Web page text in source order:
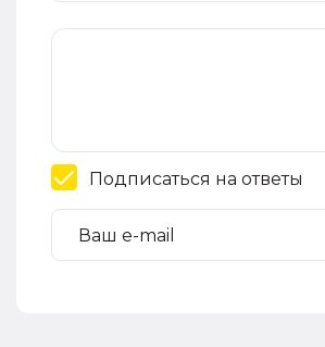
Подписаться на ответы